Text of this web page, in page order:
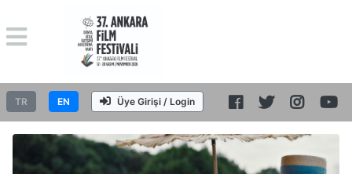
TR EN Üye Girişi / Login